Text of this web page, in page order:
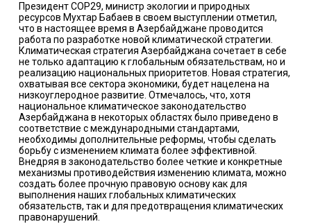
Президент COP29, министр экологии и природных
ресурсов Мухтар Бабаев в своем выступлении отметил,
что в настоящее время в Азербайджане проводится
работа по разработке новой климатической стратегии.
Климатическая стратегия Азербайджана сочетает в себе
не только адаптацию к глобальным обязательствам, но и
реализацию национальных приоритетов. Новая стратегия,
охватывая все сектора экономики, будет нацелена на
низкоуглеродное развитие. Отмечалось, что, хотя
национальное климатическое законодательство
Азербайджана в некоторых областях было приведено в
соответствие с международными стандартами,
необходимы дополнительные реформы, чтобы сделать
борьбу с изменением климата более эффективной.
Внедряя в законодательство более четкие и конкретные
механизмы противодействия изменению климата, можно
создать более прочную правовую основу как для
выполнения наших глобальных климатических
обязательств, так и для предотвращения климатических
правонарушений.